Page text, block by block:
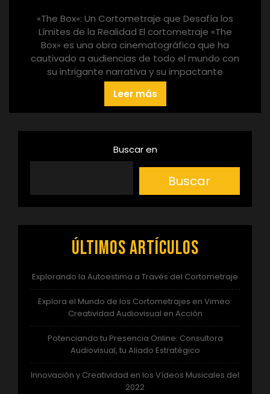
«The Box»: Un Cortometraje que Desafía los
Límites de la Realidad El cortometraje «The
Box» es una obra cinematográfica que ha
cautivado a audiencias de todo el mundo con
su intrigante narrativa y su impactante
Leer más
Buscar en
Buscar
Últimos artículos
Explorando la Autoestima a Través del Cortometraje
Explora el Mundo de los Cortometrajes en Vimeo:
Creatividad Audiovisual en Acción
Potenciando tu Presencia Online: Consultora
Audiovisual, tu Aliado Estratégico
Innovación y Creatividad en los Vídeos Musicales del
2022